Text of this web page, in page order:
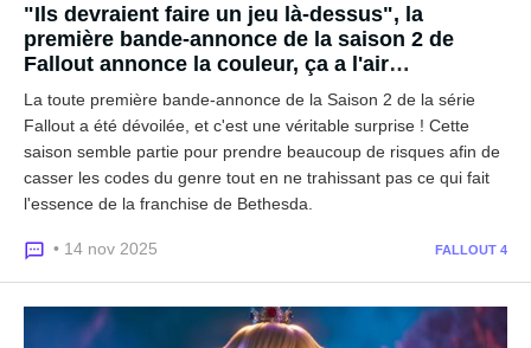
"Ils devraient faire un jeu là-dessus", la
première bande-annonce de la saison 2 de
Fallout annonce la couleur, ça a l'air
complètement dingue
La toute première bande-annonce de la Saison 2 de la série
Fallout a été dévoilée, et c'est une véritable surprise ! Cette
saison semble partie pour prendre beaucoup de risques afin de
casser les codes du genre tout en ne trahissant pas ce qui fait
l'essence de la franchise de Bethesda.
• 14 nov 2025 FALLOUT 4